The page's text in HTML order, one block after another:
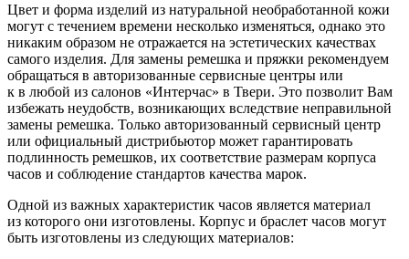
Цвет и форма изделий из натуральной необработанной кожи
могут с течением времени несколько изменяться, однако это
никаким образом не отражается на эстетических качествах
самого изделия. Для замены ремешка и пряжки рекомендуем
обращаться в авторизованные сервисные центры или
к в любой из салонов «Интерчас» в Твери. Это позволит Вам
избежать неудобств, возникающих вследствие неправильной
замены ремешка. Только авторизованный сервисный центр
или официальный дистрибьютор может гарантировать
подлинность ремешков, их соответствие размерам корпуса
часов и соблюдение стандартов качества марок.
Одной из важных характеристик часов является материал
из которого они изготовлены. Корпус и браслет часов могут
быть изготовлены из следующих материалов: